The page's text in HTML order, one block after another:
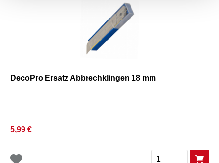
DecoPro Ersatz Abbrechklingen 18 mm
5,99 €
Menge